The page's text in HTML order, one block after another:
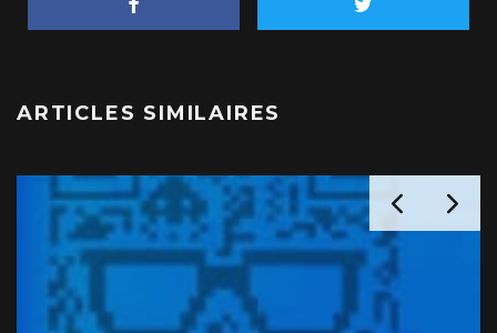
ARTICLES SIMILAIRES